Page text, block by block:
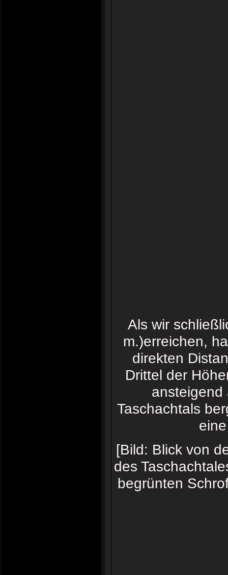
Als wir
m.)erreichen,
direkten
Drittel der
ansteigend
Taschachtals
[Bild: Blick von
des
begrünten